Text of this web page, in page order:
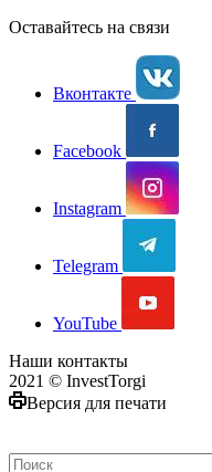
Оставайтесь на связи
Вконтакте
Facebook
Instagram
Telegram
YouTube
Наши контакты
2021 © InvestTorgi
Версия для печати